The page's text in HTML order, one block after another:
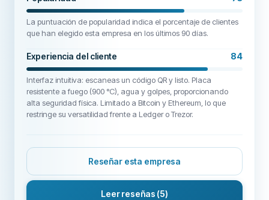
La puntuación de popularidad indica el porcentaje de clientes
que han elegido esta empresa en los últimos 90 días.
Experiencia del cliente 84
Interfaz intuitiva: escaneas un código QR y listo. Placa
resistente a fuego (900 °C), agua y golpes, proporcionando
alta seguridad física. Limitado a Bitcoin y Ethereum, lo que
restringe su versatilidad frente a Ledger o Trezor.
Reseñar esta empresa
Leer reseñas (5)